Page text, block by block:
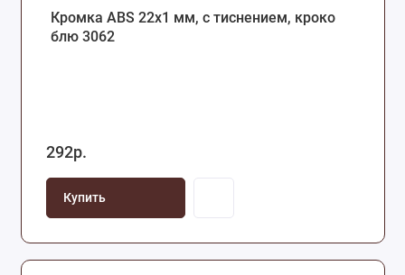
Кромка ABS 22х1 мм, с тиснением, кроко
блю 3062
292р.
Купить